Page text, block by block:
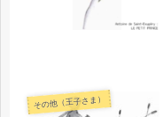
その他（王子さま）